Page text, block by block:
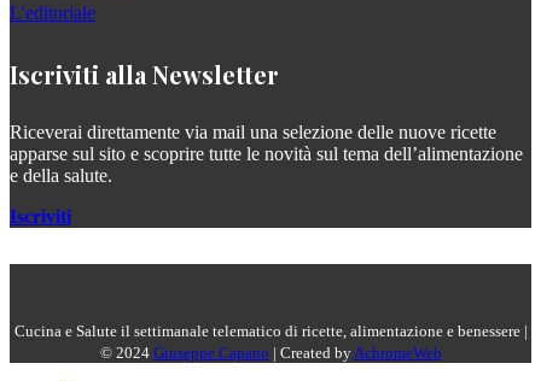
L'editoriale
Iscriviti alla Newsletter
Riceverai direttamente via mail una selezione delle nuove ricette
apparse sul sito e scoprire tutte le novità sul tema dell’alimentazione
e della salute.
Iscriviti
Cucina e Salute il settimanale telematico di ricette, alimentazione e benessere |
© 2024 Giuseppe Capano | Created byAchromeWeb